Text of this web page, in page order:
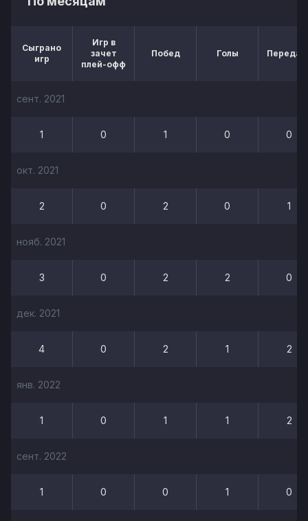
Сыграно
игр
Игр в
зачет
плей-офф
Побед Голы
сент. 2021
1 0 1 0 0
окт. 2021
2 0 2 0 1
нояб. 2021
3 0 2 2 0
дек. 2021
4 0 2 1 2
янв. 2022
1 0 1 1 2
сент. 2022
1 0 0 1 0